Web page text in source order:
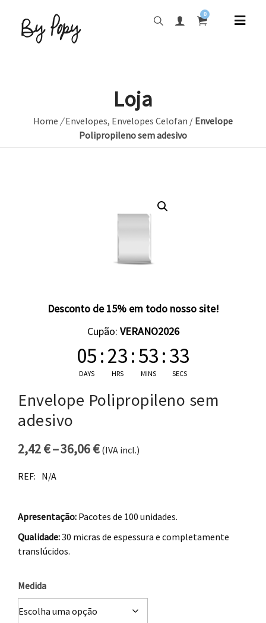
0
Loja
Home /Envelopes, Envelopes Celofan / Envelope
Polipropileno sem adesivo
Desconto de 15% em todo nosso site!
Cupão: VERANO2026
05
DAYS
:23
HRS
:53
MINS
:33
SECS
Envelope Polipropileno sem
adesivo
2,42€–36,06€
Price range: 2,42 € through
(IVA incl.)
REF: N/A
Apresentação: Pacotes de 100 unidades.
Qualidade:30 micras de espessura e completamente
translúcidos.
Medida